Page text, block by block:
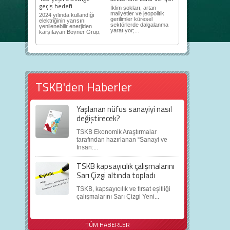
geçiş hedefi
2024 yılında kullandığı
elektriğinin yarısını
yenilenebilir enerjiden
karşılayan Boyner Grup,
İklim şokları, artan
maliyetler ve jeopolitik
gerilimler küresel
sektörlerde dalgalanma
yaratıyor;...
TSKB'den Haberler
Yaşlanan nüfus sanayiyi nasıl
değiştirecek?
TSKB Ekonomik Araştırmalar
tarafından hazırlanan “Sanayi ve
İnsan:...
TSKB kapsayıcılık çalışmalarını
Sarı Çizgi altında topladı
TSKB, kapsayıcılık ve fırsat eşitliği
çalışmalarını Sarı Çizgi Yeni...
TÜM HABERLER